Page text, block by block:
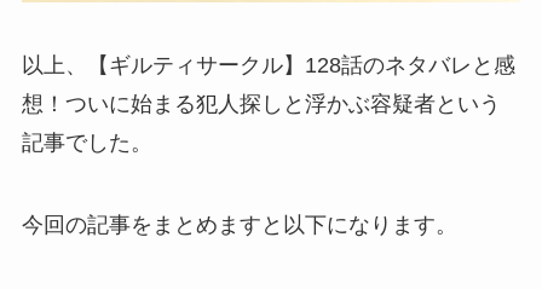
以上、【ギルティサークル】128話のネタバレと感
想！ついに始まる犯人探しと浮かぶ容疑者という
記事でした。
今回の記事をまとめますと以下になります。